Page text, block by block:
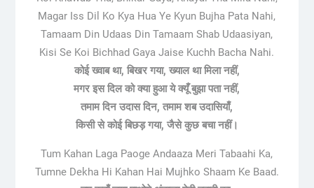
Magar Iss Dil Ko Kya Hua Ye Kyun Bujha Pata Nahi,
Tamaam Din Udaas Din Tamaam Shab Udaasiyan,
Kisi Se Koi Bichhad Gaya Jaise Kuchh Bacha Nahi.
कोई ख्वाब था, बिखर गया, ख्याल था मिला नहीं,
मगर इस दिल को क्या हुआ ये क्यूँ बुझा पता नहीं,
तमाम दिन उदास दिन, तमाम शब उदासियाँ,
किसी से कोई बिछड़ गया, जैसे कुछ बचा नहीं।
Tum Kahan Laga Paoge Andaaza Meri Tabaahi Ka,
Tumne Dekha Hi Kahan Hai Mujhko Shaam Ke Baad.